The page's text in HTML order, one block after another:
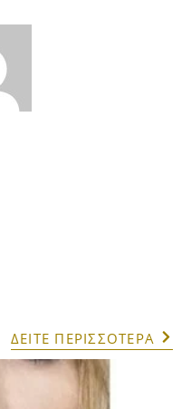
ΔΕΙΤΕ ΠΕΡΙΣΣΟΤΕΡΑ